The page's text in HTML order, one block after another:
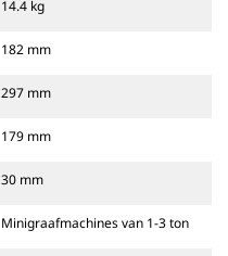
14.4 kg
182 mm
297 mm
179 mm
30 mm
Minigraafmachines van 1-3 ton